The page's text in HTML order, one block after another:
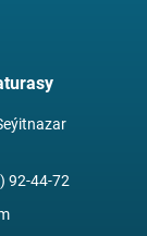
92-44-72